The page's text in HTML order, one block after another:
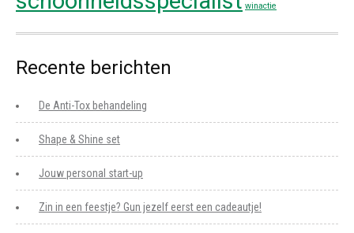
winactie
Recente berichten
De Anti-Tox behandeling
Shape & Shine set
Jouw personal start-up
Zin in een feestje? Gun jezelf eerst een cadeautje!